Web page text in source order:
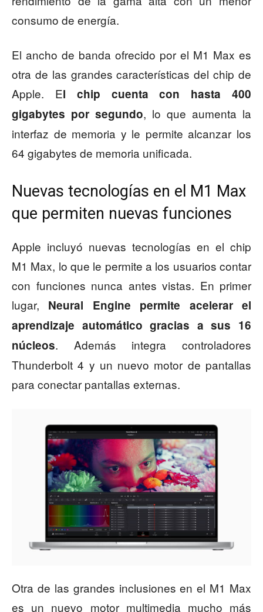
consumo de energía.
El ancho de banda ofrecido por el M1 Max es
otra de las grandes características del chip de
Apple. El chip cuenta con hasta 400
gigabytes por segundo, lo que aumenta la
interfaz de memoria y le permite alcanzar los
64 gigabytes de memoria unificada.
Nuevas tecnologías en el M1 Max
que permiten nuevas funciones
Apple incluyó nuevas tecnologías en el chip
M1 Max, lo que le permite a los usuarios contar
con funciones nunca antes vistas. En primer
lugar, Neural Engine permite acelerar el
aprendizaje automático gracias a sus 16
núcleos. Además integra controladores
Thunderbolt 4 y un nuevo motor de pantallas
para conectar pantallas externas.
Otra de las grandes inclusiones en el M1 Max
es un nuevo motor multimedia mucho más